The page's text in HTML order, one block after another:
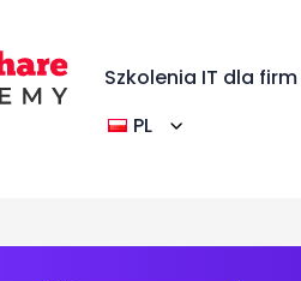
Szkolenia IT dla firm
PL